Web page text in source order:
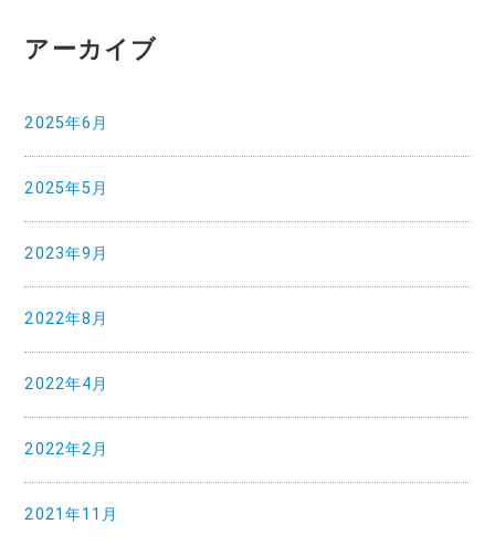
アーカイブ
2025年6月
2025年5月
2023年9月
2022年8月
2022年4月
2022年2月
2021年11月